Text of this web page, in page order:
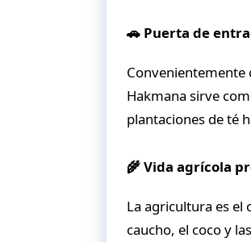
🚗 Puerta de
Convenientemente
Hakmana sirve
plantaciones de té
🌾 Vida agrícola
La agricultura es el
caucho, el coco y